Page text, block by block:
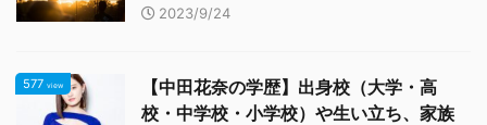
2023/9/24
577 view
【中田花奈の学歴】出身校（大学・高
校・中学校・小学校）や生い立ち、家族